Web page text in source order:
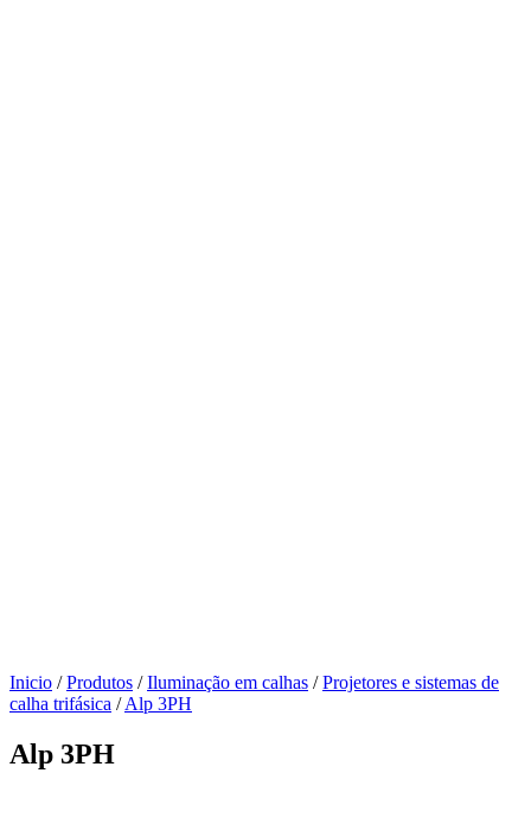
Inicio / Produtos / Iluminação em calhas / Projetores e sistemas de
calha trifásica / Alp 3PH
Alp 3PH